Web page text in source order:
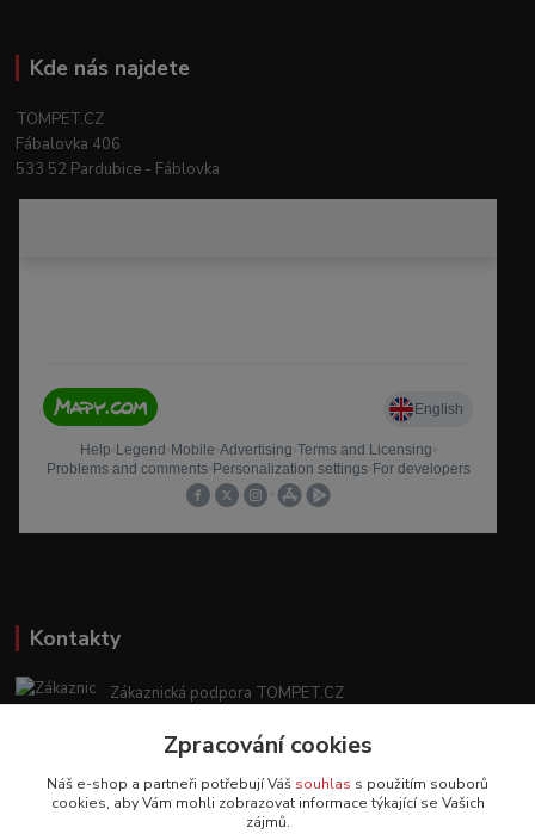
Kde nás najdete
TOMPET.CZ
Fábalovka 406
533 52 Pardubice - Fáblovka
Kontakty
Zákaznická podpora TOMPET.CZ
(Po-Ne, 8-20 hod.)
obchod@tompet.cz
Zpracování cookies
Náš e-shop a partneři potřebují Váš souhlas s použitím souborů
cookies, aby Vám mohli zobrazovat informace týkající se Vašich
zájmů.